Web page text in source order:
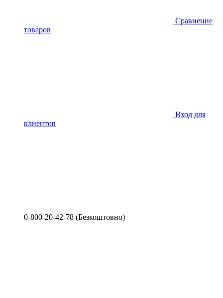
Сравнение
товаров
Вход для
клиентов
0-800-20-42-78 (Безкоштовно)